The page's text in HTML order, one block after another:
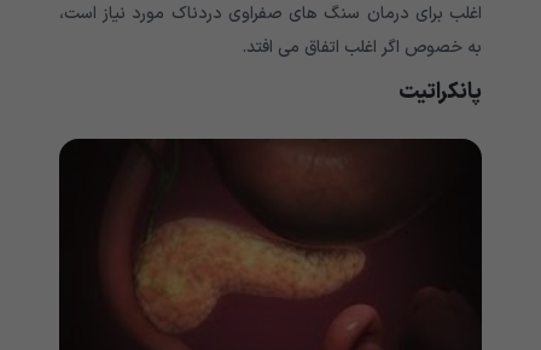
اغلب برای درمان سنگ های صفراوی دردناک مورد نیاز است،
به خصوص اگر اغلب اتفاق می افتد.
پانکراتیت